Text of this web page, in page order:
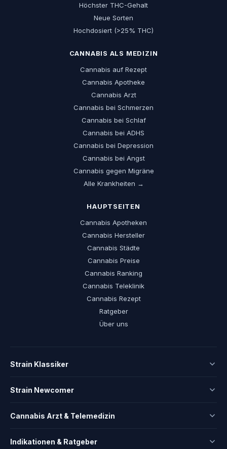
Höchster THC-Gehalt
Neue Sorten
Hochdosiert (>25% THC)
CANNABIS ALS MEDIZIN
Cannabis auf Rezept
Cannabis Apotheke
Cannabis Arzt
Cannabis bei Schmerzen
Cannabis bei Schlaf
Cannabis bei ADHS
Cannabis bei Depression
Cannabis bei Angst
Cannabis gegen Migräne
Alle Krankheiten →
HAUPTSEITEN
Cannabis Apotheken
Cannabis Hersteller
Cannabis Städte
Cannabis Preise
Cannabis Ranking
Cannabis Teleklinik
Cannabis Rezept
Ratgeber
Über uns
Strain Klassiker
Strain Newcomer
Cannabis Arzt & Telemedizin
Indikationen & Ratgeber